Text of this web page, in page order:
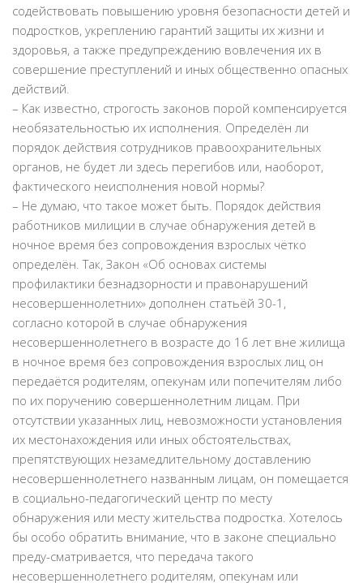
содействовать повышению уровня безопасности детей и
подростков, укреплению гарантий защиты их жизни и
здоровья, а также предупреждению вовлечения их в
совершение преступлений и иных общественно опасных
действий.
– Как известно, строгость законов порой компенсируется
необязательностью их исполнения. Определён ли
порядок действия сотрудников правоохранительных
органов, не будет ли здесь перегибов или, наоборот,
фактического неисполнения новой нормы?
– Не думаю, что такое может быть. Порядок действия
работников милиции в случае обнаружения детей в
ночное время без сопровождения взрослых чётко
определён. Так, Закон «Об основах системы
профилактики безнадзорности и правонарушений
несовершеннолетних» дополнен статьёй 30-1,
согласно которой в случае обнаружения
несовершеннолетнего в возрасте до 16 лет вне жилища
в ночное время без сопровождения взрослых лиц он
передаётся родителям, опекунам или попечителям либо
по их поручению совершеннолетним лицам. При
отсутствии указанных лиц, невозможности установления
их местонахождения или иных обстоятельствах,
препятствующих незамедлительному доставлению
несовершеннолетнего названным лицам, он помещается
в социально-педагогический центр по месту
обнаружения или месту жительства подростка. Хотелось
бы особо обратить внимание, что в законе специально
преду-сматривается, что передача такого
несовершеннолетнего родителям, опекунам или